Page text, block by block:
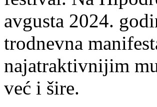
avgusta 2024.
trodnevna
najatraktivnijim
već i šire.